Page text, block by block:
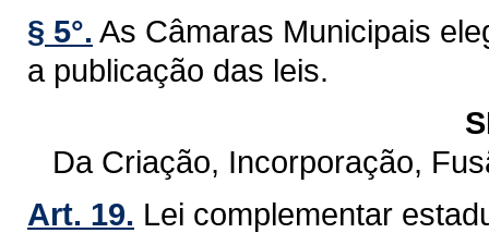
§ 5°. As Câmaras Municipais
a publicação das leis.
Da Criação, Incorporação,
Art. 19. Lei complementar